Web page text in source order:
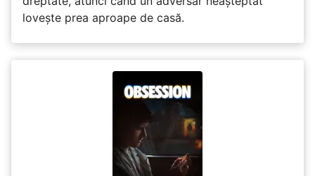
lovește prea aproape de casă.